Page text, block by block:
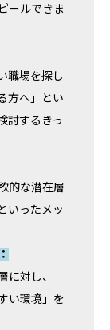
ールできま
職場を探し
方へ」とい
討するきっ
的な潜在層
いったメッ
に対し、
い環境」を